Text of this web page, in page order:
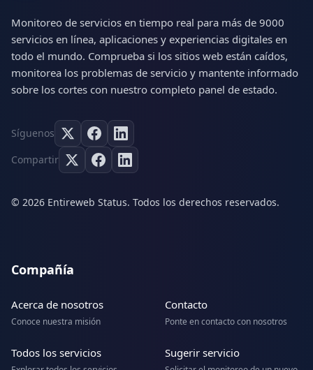
Monitoreo de servicios en tiempo real para más de 9000
servicios en línea, aplicaciones y experiencias digitales en
todo el mundo. Comprueba si los sitios web están caídos,
monitorea los problemas de servicio y mantente informado
sobre los cortes con nuestro completo panel de estado.
Síguenos
Compartir
© 2026 Entireweb Status. Todos los derechos reservados.
Compañía
Acerca de nosotros
Conoce nuestra misión
Contacto
Ponte en contacto con nosotros
Todos los servicios Sugerir servicio